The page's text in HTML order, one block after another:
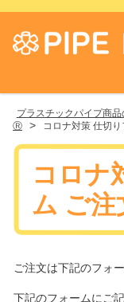
プラスチックパイプ商
Ⓡ
> コロナ対策 仕切
コロナ
ム ご注
ご注文は下記のフォ
下記のフォームにご